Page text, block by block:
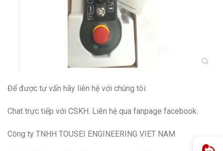
Để được tư vấn hãy liên hệ với chúng tôi:
Chat trực tiếp với CSKH. Liên hệ qua fanpage facebook.
Công ty TNHH TOUSEI ENGINEERING VIET NAM